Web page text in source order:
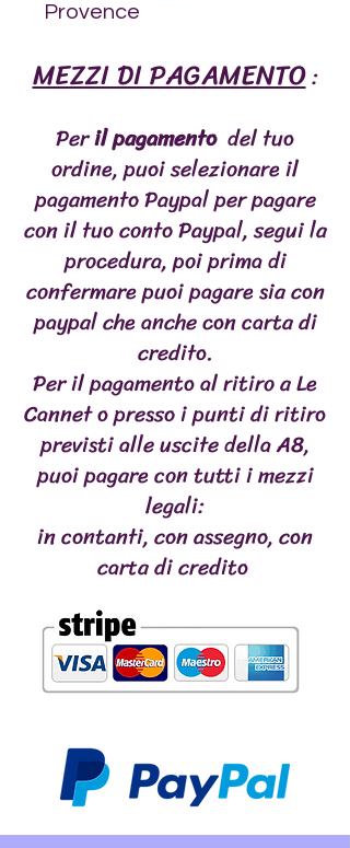
Provence
MEZZI DI PAGAMENTO:
Peril pagamento del tuo
ordine, puoi selezionare il
pagamento Paypal per pagare
con il tuo conto Paypal, segui la
procedura, poi prima di
confermare puoi pagare sia con
paypal che anche con carta di
credito.
Per il pagamento al ritiro a Le
Cannet o presso i punti di ritiro
previsti alle uscite della A8,
puoi pagare con tutti i mezzi
legali:
in contanti, con assegno, con
carta di credito